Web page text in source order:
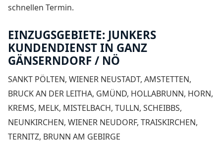
schnellen Termin.
EINZUGSGEBIETE: JUNKERS
KUNDENDIENST IN GANZ
GÄNSERNDORF / NÖ
SANKT PÖLTEN, WIENER NEUSTADT, AMSTETTEN,
BRUCK AN DER LEITHA, GMÜND, HOLLABRUNN, HORN,
KREMS, MELK, MISTELBACH, TULLN, SCHEIBBS,
NEUNKIRCHEN, WIENER NEUDORF, TRAISKIRCHEN,
TERNITZ, BRUNN AM GEBIRGE